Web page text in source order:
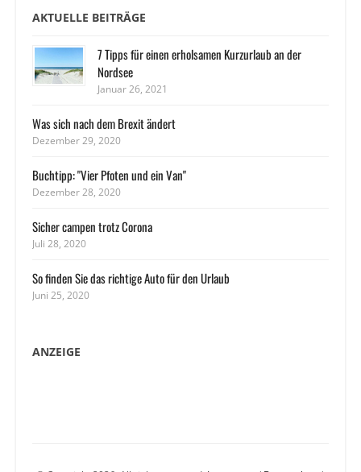
AKTUELLE BEITRÄGE
7 Tipps für einen erholsamen Kurzurlaub an der
Nordsee
Januar 26, 2021
Was sich nach dem Brexit ändert
Dezember 29, 2020
Buchtipp: "Vier Pfoten und ein Van"
Dezember 28, 2020
Sicher campen trotz Corona
Juli 28, 2020
So finden Sie das richtige Auto für den Urlaub
Juni 25, 2020
ANZEIGE